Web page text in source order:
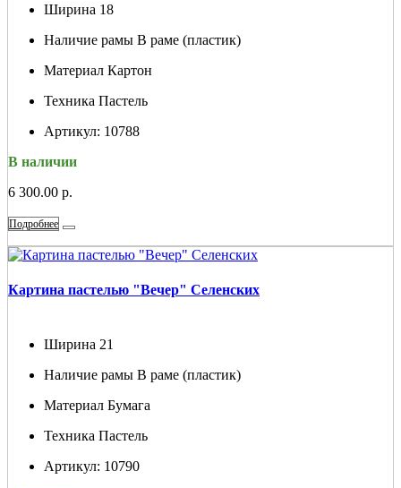
Ширина 18
Наличие рамы В раме (пластик)
Материал Картон
Техника Пастель
Артикул: 10788
В наличии
6 300.00 р.
Подробнее
Картина пастелью "Вечер" Селенских
Ширина 21
Наличие рамы В раме (пластик)
Материал Бумага
Техника Пастель
Артикул: 10790